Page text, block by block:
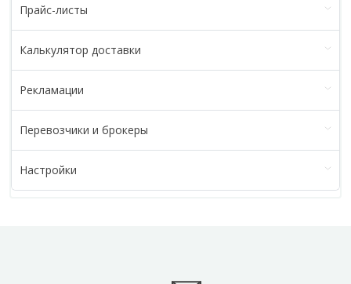
Прайс-листы
Калькулятор доставки
Рекламации
Перевозчики и брокеры
Настройки